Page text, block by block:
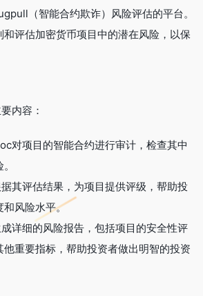
（智能合约欺诈）风险评估的平台。
评估加密货币项目中的潜在风险，以保
内容：
对项目的智能合约进行审计，检查其中
其评估结果，为项目提供评级，帮助投
和风险水平。
详细的风险报告，包括项目的安全性评
重要指标，帮助投资者做出明智的投资